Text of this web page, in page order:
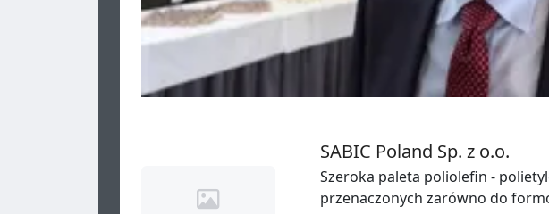
SABIC Poland Sp. z o.o.
Szeroka paleta poliolefin -
przenaczonych zarówno do